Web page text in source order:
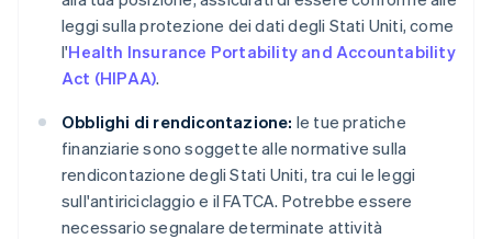
leggi sulla protezione dei dati degli Stati Uniti, come
l'Health Insurance Portability and Accountability
Act (HIPAA).
Obblighi di rendicontazione: le tue pratiche
finanziarie sono soggette alle normative sulla
rendicontazione degli Stati Uniti, tra cui le leggi
sull'antiriciclaggio e il FATCA. Potrebbe essere
necessario segnalare determinate attività